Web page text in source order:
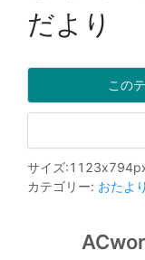
だより
この
サイズ:1123x794
カテゴリー: おたより